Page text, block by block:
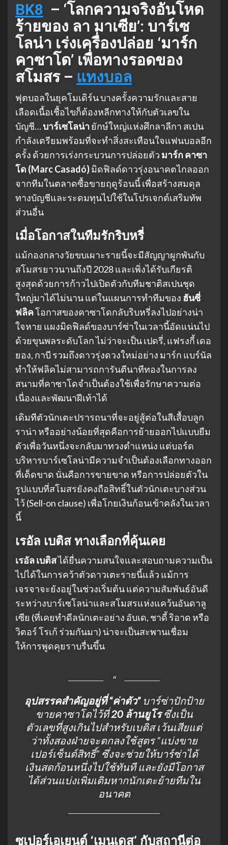
BK8 – ‘โลกความจริงอันโหด
ร้ายของ ลา มาเซีย’: บาร์เซ
โลน่า เร่งเครื่องปล่อย ‘มาร์ก
คาซาโด’ เพื่อทางรอดของ
สโมสร – แทงบอล
ฟุตบอลในยุคโมเดิร์น บางครั้งความรักและสาย
เลือดเนื้อเชื้อไขก็ต้องหลีกทางให้กับตัวเลขใน
บัญชี…บาร์เซโลน่ายักษ์ใหญ่แห่งศึกลาลีกา สเปน
กำลังเตรียมพร้อมที่จะทำสิ่งสะเทือนใจแฟนบอลอีก
ครั้ง ด้วยการเร่งกระบวนการปล่อยตัว มาร์ก คาซา
โด (Marc Casadó)มิดฟิลด์ดาวรุ่งอนาคตไกลออก
จากทีมในตลาดซื้อขายฤดูร้อนนี้ เพื่อสร้างสมดุล
ทางบัญชีและระดมทุนไปใช้ในโปรเจกต์เสริมทัพ
ส่วนอื่น
เมื่อโอกาสในทีมรักริบหรี่
แม้กองกลางวัยขบเผาะรายนี้จะมีสัญญาผูกพันกับ
สโมสรยาวนานถึงปี 2028 และเพิ่งได้รับเกียรติ
สูงสุดด้วยการก้าวไปเปิดตัวกับทีมชาติสเปนชุด
ใหญ่มาได้ไม่นาน แต่ในแผนการทำทีมของ ฮันซี่
ฟลิคโอกาสของคาซาโดกลับริบหรี่ลงไปอย่างน่า
ใจหาย แผงมิดฟิลด์ของบาร์ซ่าในเวลานี้อัดแน่นไป
ด้วยขุนพลระดับโลก ไม่ว่าจะเป็น เปดรี่, แฟรงกี้ เดอ
ยอง, กาบี รวมถึงดาวรุ่งดวงใหม่อย่าง มาร์ก แบร์นัล
ทำให้ฟลิคไม่สามารถการันตีนาทีทองในการลง
สนามที่คาซาโดจำเป็นต้องใช้เพื่อรักษาความต่อ
เนื่องและพัฒนาฝีเท้าได้
เดิมทีตัวนักเตะปรารถนาที่จะอยู่สู้ต่อในสีเสื้อบลูก
ราน่า หรืออย่างน้อยที่สุดคือการย้ายออกไปแบบยืม
ตัวเพื่อวันหนึ่งจะกลับมาทวงตำแหน่ง แต่บอร์ด
บริหารบาร์เซโลน่ามีความจำเป็นต้องเลือกทางออก
ที่เด็ดขาด นั่นคือการขายขาด หรือการปล่อยตัวใน
รูปแบบที่สโมสรยังคงถือสิทธิ์ในตัวนักเตะบางส่วน
ไว้ (Sell-on clause) เพื่อโกยเงินก้อนเข้าคลังในเวลา
นี้
เรอัล เบติส ทางเลือกที่คุ้นเคย
เรอัล เบติสได้ยื่นความสนใจและสอบถามความเป็น
ไปได้ในการคว้าตัวดาวเตะรายนี้แล้ว แม้การ
เจรจาจะยังอยู่ในช่วงเริ่มต้น แต่ความสัมพันธ์อันดี
ระหว่างบาร์เซโลน่าและสโมสรแห่งแคว้นอันดาลู
เซีย (ที่เคยทำดีลนักเตะอย่าง อับเด, ชาดี้ ริอาด หรือ
วิตอร์ โรเก้ ร่วมกันมา) น่าจะเป็นสะพานเชื่อม
ให้การพูดคุยราบรื่นขึ้น
อุปสรรคสำคัญอยู่ที่ “ค่าตัว”บาร์ซ่าปักป้าย
ขายคาซาโดไว้ที่20 ล้านยูโรซึ่งเป็น
ตัวเลขที่สูงเกินไปสำหรับเบติส เว้นเสียแต่
ว่าทั้งสองฝ่ายจะตกลงใช้สูตร “แบ่งขาย
เปอร์เซ็นต์สิทธิ์” ซึ่งจะช่วยให้บาร์ซ่าได้
เงินสดก้อนหนึ่งไปใช้ทันที และยังมีโอกาส
ได้ส่วนแบ่งเพิ่มเติมหากนักเตะย้ายทีมใน
อนาคต
ซูเปอร์เอเยนต์ ‘เมนเดส’ กับสถานีต่อ